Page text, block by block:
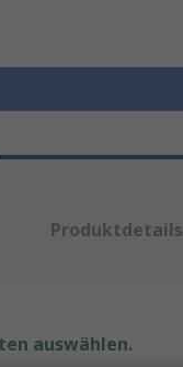
Produktdetails
auswählen.